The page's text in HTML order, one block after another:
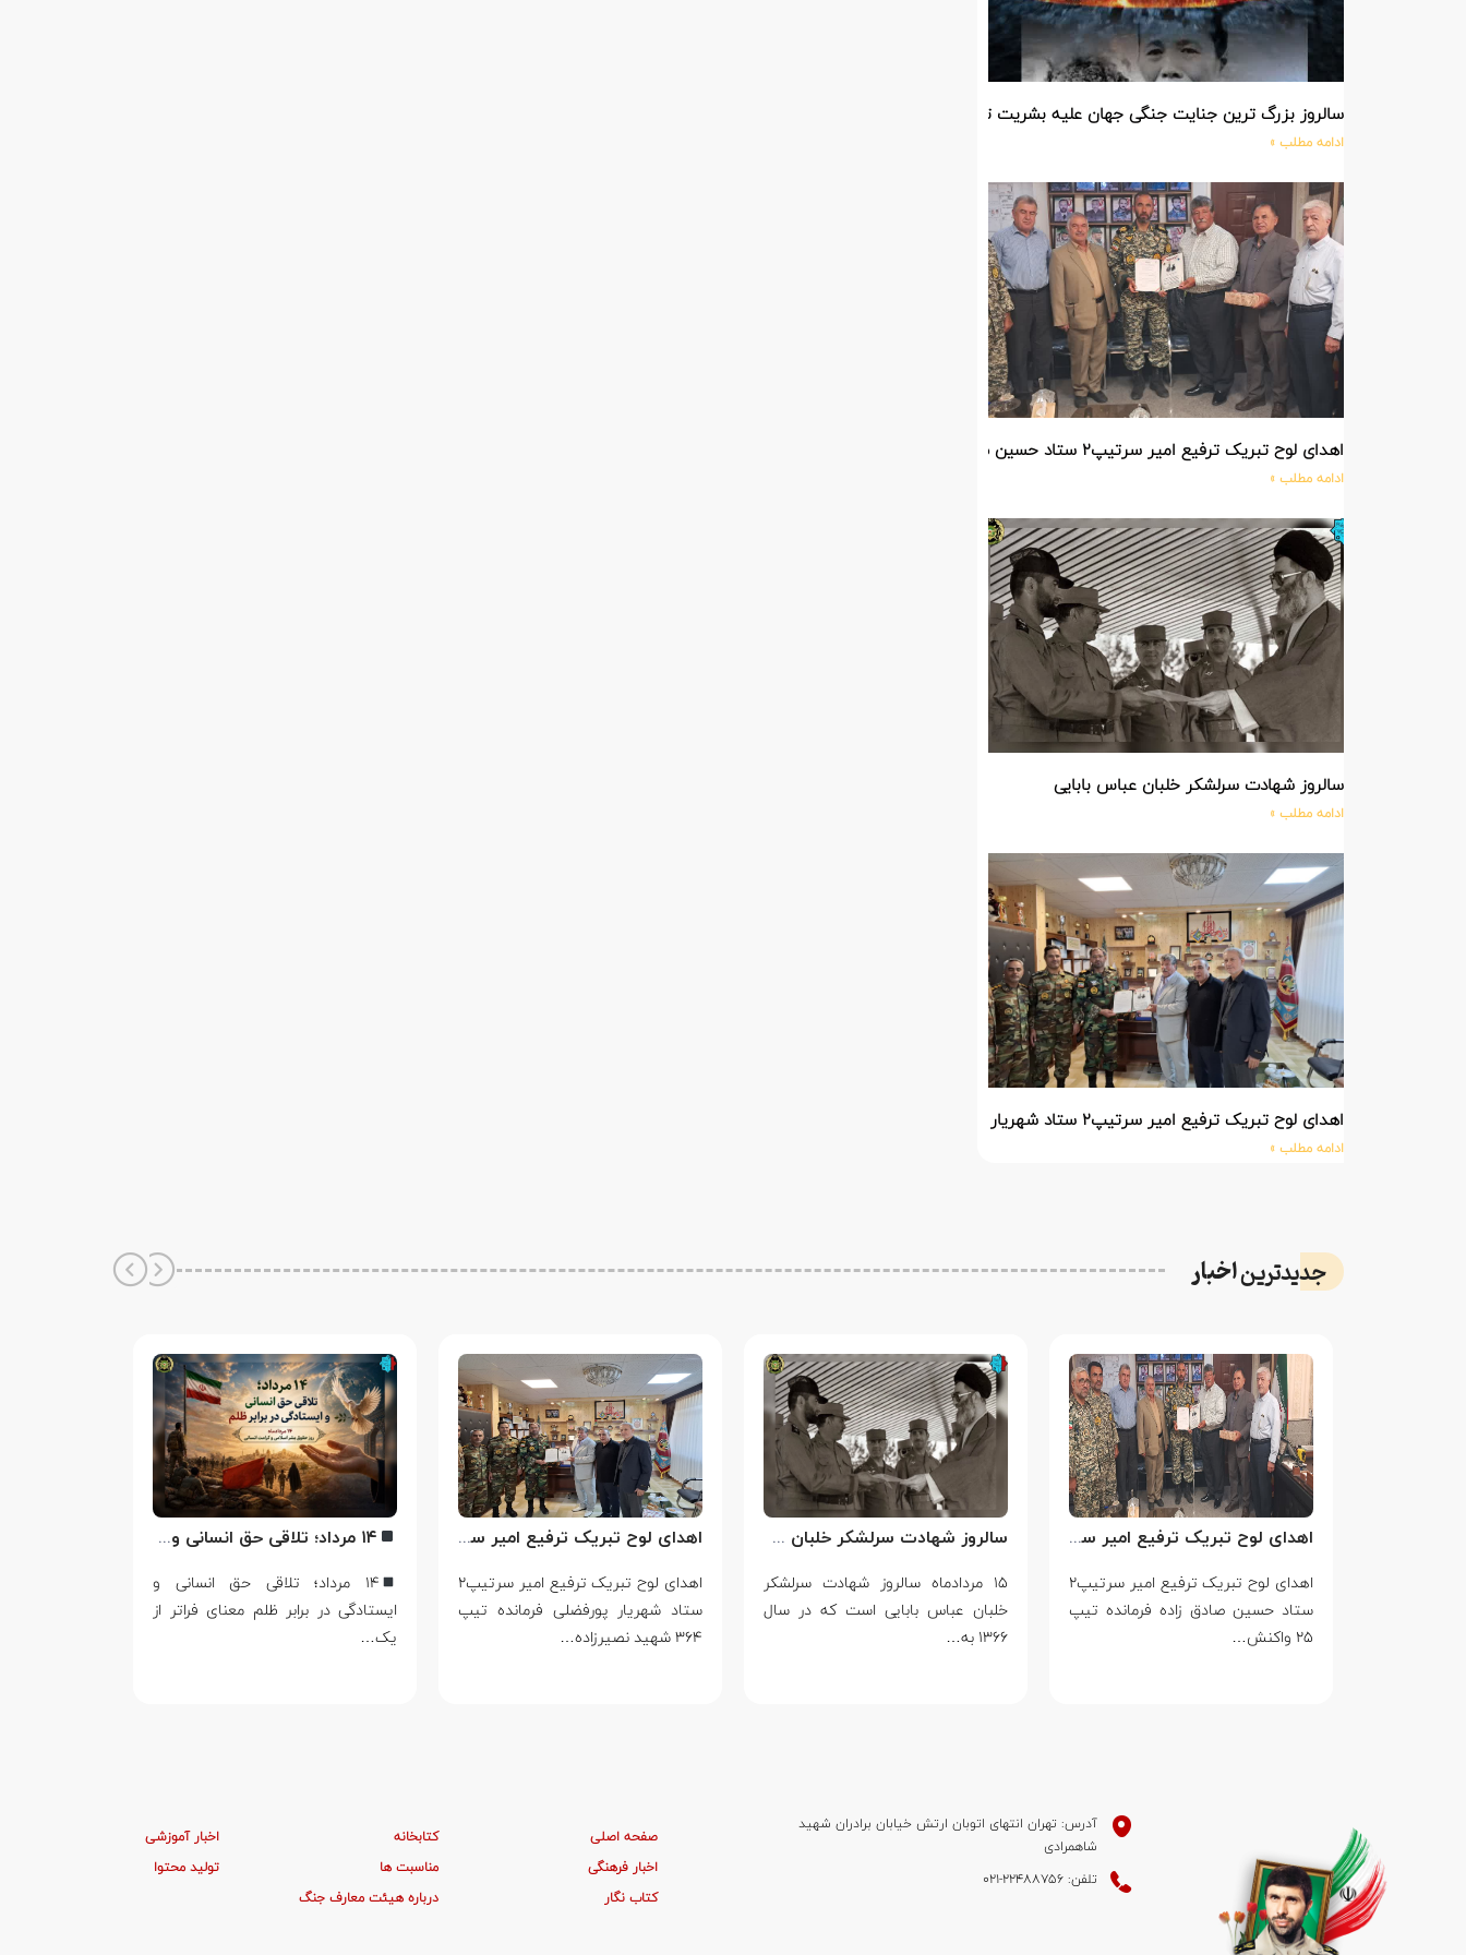
سالروز بزرگ ترین جنایت جنگی جهان علیه بشریت توسط بزرگ ترین مدعی دروغین حقوق بشر
ادامه مطلب »
اهدای لوح تبریک ترفیع امیر سرتیپ۲ ستاد حسین صادق زاده فرمانده تیپ ۲۵ واکنش سریع شهید آبگون نزاجا مستقر در تبریز
ادامه مطلب »
سالروز شهادت سرلشکر خلبان عباس بابایی
ادامه مطلب »
اهدای لوح تبریک ترفیع امیر سرتیپ۲ ستاد شهریار پورفضلی فرمانده تیپ ۳۶۴ شهید نصیرزاده نزاجا مستقر در مهاباد
ادامه مطلب »
جدیدتریناخبار
اهدای لوح تبریک ترفیع امیر سرتیپ۲ ستاد حسین صادق زاده فرمانده تیپ ۲۵ واکنش سریع شهید آبگون نزاجا مستقر در تبریز
اهدای لوح تبریک ترفیع امیر سرتیپ۲
ستاد حسین صادق زاده فرمانده تیپ
۲۵ واکنش…
سالروز شهادت سرلشکر خلبان عباس بابایی
۱۵ مردادماه سالروز شهادت سرلشکر
خلبان عباس بابایی است که در سال
۱۳۶۶ به…
اهدای لوح تبریک ترفیع امیر سرتیپ۲ ستاد شهریار پورفضلی فرمانده تیپ ۳۶۴ شهید نصیرزاده نزاجا مستقر در مهاباد
اهدای لوح تبریک ترفیع امیر سرتیپ۲
ستاد شهریار پورفضلی فرمانده تیپ
۳۶۴ شهید نصیرزاده…
۱۴ مرداد؛ تلاقی حق انسانی و ایستادگی در برابر ظلم
۱۴ مرداد؛ تلاقی حق انسانی و
ایستادگی در برابر ظلم معنای فراتر از
یک…
آدرس: تهران انتهای اتوبان ارتش خیابان برادران شهید
شاهمرادی
تلفن: 22488756-021
صفحه اصلی کتابخانه
اخبار آموزشی
اخبار فرهنگی
مناسبت ها
تولید محتوا
کتاب نگار
درباره هیئت معارف جنگ